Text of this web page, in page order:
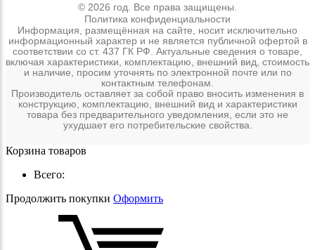
© 2026 год. Все права защищены.
Политика конфиденциальности
Информация, размещённая на сайте, носит исключительно
информационный характер и не является публичной офертой в
соответствии со ст. 437 ГК РФ. Актуальные сведения о товаре,
включая характеристики, комплектацию, внешний вид, стоимость
и наличие, просим уточнять по электронной почте или по
контактным телефонам.
Производитель оставляет за собой право вносить изменения в
конструкцию, комплектацию, внешний вид и характеристики
товара без предварительного уведомления, если это не
ухудшает его потребительские свойства.
Корзина товаров
Всего:
Продолжить покупки Оформить